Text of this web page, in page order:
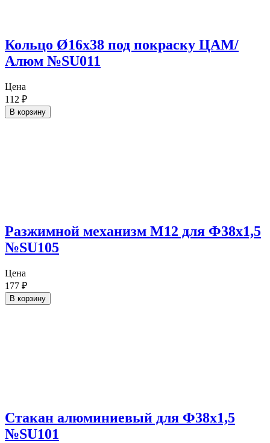
Кольцо Ø16х38 под покраску ЦАМ/
Алюм №SU011
Цена
112 ₽
В корзину
Разжимной механизм М12 для Ф38х1,5
№SU105
Цена
177 ₽
В корзину
Cтакан алюминиевый для Ф38х1,5
№SU101